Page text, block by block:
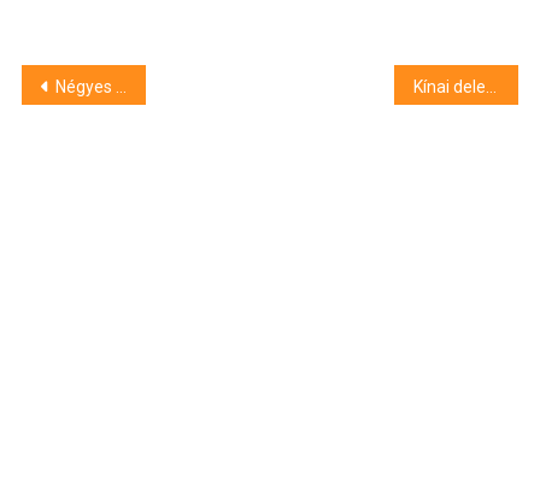
Bejegyzés
Négyes karambol történt Debrecenben, bedugulhat egy forgalmas útszakasz Kínai delegáció a Nemzeti Közszolgálati Egyetemen